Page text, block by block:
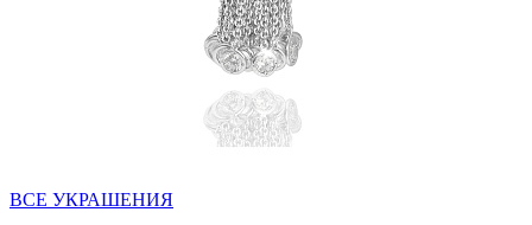
ВСЕ УКРАШЕНИЯ